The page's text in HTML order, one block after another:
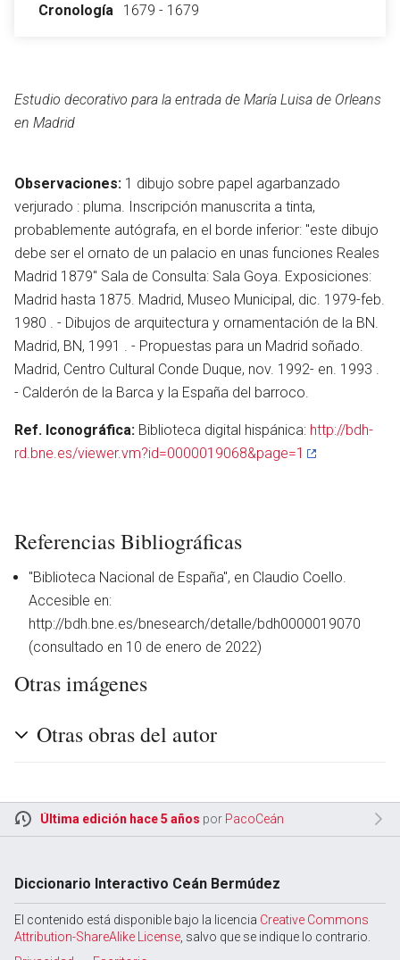
en
Cronología
1679 - 1679
Estudio decorativo para la entrada de María Luisa de Orleans
en Madrid
Observaciones: 1 dibujo sobre papel agarbanzado
verjurado : pluma. Inscripción manuscrita a tinta,
probablemente autógrafa, en el borde inferior: "este dibujo
debe ser el ornato de un palacio en unas funciones Reales
Madrid 1879" Sala de Consulta: Sala Goya. Exposiciones:
Madrid hasta 1875. Madrid, Museo Municipal, dic. 1979-feb.
1980 . - Dibujos de arquitectura y ornamentación de la BN.
Madrid, BN, 1991 . - Propuestas para un Madrid soñado.
Madrid, Centro Cultural Conde Duque, nov. 1992- en. 1993 .
- Calderón de la Barca y la España del barroco.
Ref. Iconográfica: Biblioteca digital hispánica: http://bdh-
rd.bne.es/viewer.vm?id=0000019068&page=1
Referencias Bibliográficas
"Biblioteca Nacional de España", en Claudio Coello.
Accesible en:
http://bdh.bne.es/bnesearch/detalle/bdh0000019070
(consultado en 10 de enero de 2022)
Otras imágenes
Otras obras del autor
Última edición hace 5 años por PacoCeán
Diccionario Interactivo Ceán Bermúdez
El contenido está disponible bajo la licencia Creative Commons
Attribution-ShareAlike License , salvo que se indique lo contrario.